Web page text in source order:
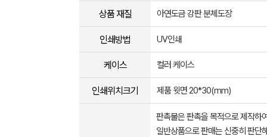
상품 재질 아연도금 강판 분체도장
인쇄방법 UV인쇄
케이스 컬러 케이스
인쇄위치크기 제품 윗면 20*30(mm)
판촉물은 판촉을 목적으로 제작하
일반상품으로 판매는 신중히 판단